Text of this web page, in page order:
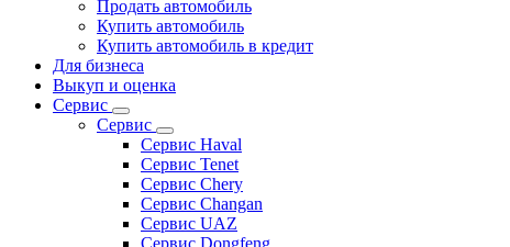
Продать автомобиль
Купить автомобиль
Купить автомобиль в кредит
Для бизнеса
Выкуп и оценка
Сервис
Сервис
Сервис Haval
Сервис Tenet
Сервис Chery
Сервис Changan
Сервис UAZ
Сервис Dongfeng